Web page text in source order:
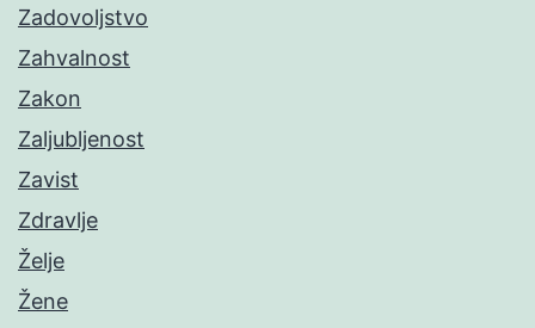
Zadovoljstvo
Zahvalnost
Zakon
Zaljubljenost
Zavist
Zdravlje
Želje
Žene